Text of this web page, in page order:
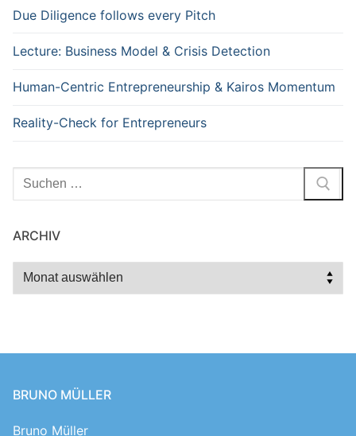
Due Diligence follows every Pitch
Lecture: Business Model & Crisis Detection
Human-Centric Entrepreneurship & Kairos Momentum
Reality-Check for Entrepreneurs
Suchen
ARCHIV
Archiv
BRUNO MÜLLER
Bruno Müller